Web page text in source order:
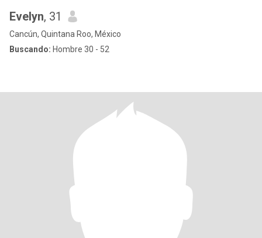
Evelyn, 31
Cancún, Quintana Roo, México
Buscando: Hombre 30 - 52